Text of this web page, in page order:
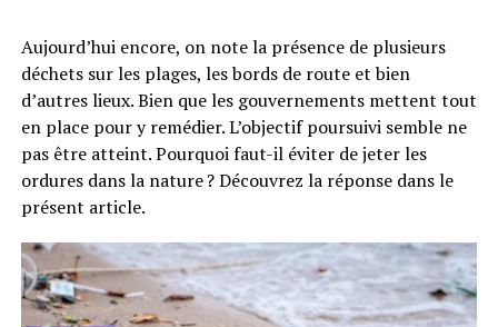
Aujourd’hui encore, on note la présence de plusieurs
déchets sur les plages, les bords de route et bien
d’autres lieux. Bien que les gouvernements mettent tout
en place pour y remédier. L’objectif poursuivi semble ne
pas être atteint. Pourquoi faut-il éviter de jeter les
ordures dans la nature ? Découvrez la réponse dans le
présent article.